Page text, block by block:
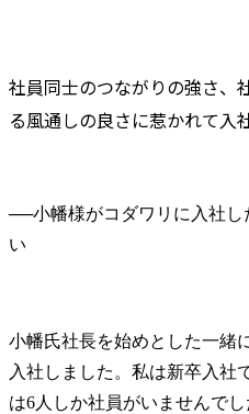
社員同士のつながりの強さ、
る風通しの良さに惹かれて入
──小幡様がコダワリに入社
小幡氏社長を始めとした一緒
入社しました。私は新卒入社
は6人しか社員がいませんで